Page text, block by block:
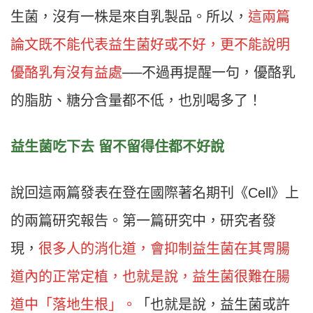
生菌，沒有一株是來自乳製品。所以， 這兩篇
論文既不能代表益生菌好或不好，更不能說明
優酪乳有沒有益處──不過再提醒一句，優酪乳
的脂肪、糖分含量都不低，也別喝多了！
益生菌吃下去 留不留得住都不好說
說回這兩篇發表在登在國際著名期刊《Cell》上
的兩篇研究報告。第一篇研究中，研究者發
現， 很多人的消化道，會抑制益生菌在其胃腸
道內的正常定植，也就是說，益生菌很難在腸
道中「落地生根」。
「也就是說，益生菌或許